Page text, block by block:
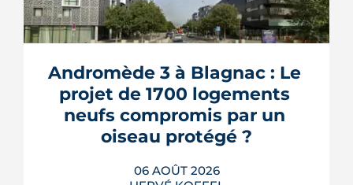
Andromède 3 à Blagnac : Le
projet de 1700 logements
neufs compromis par un
oiseau protégé ?
06 AOÛT 2026